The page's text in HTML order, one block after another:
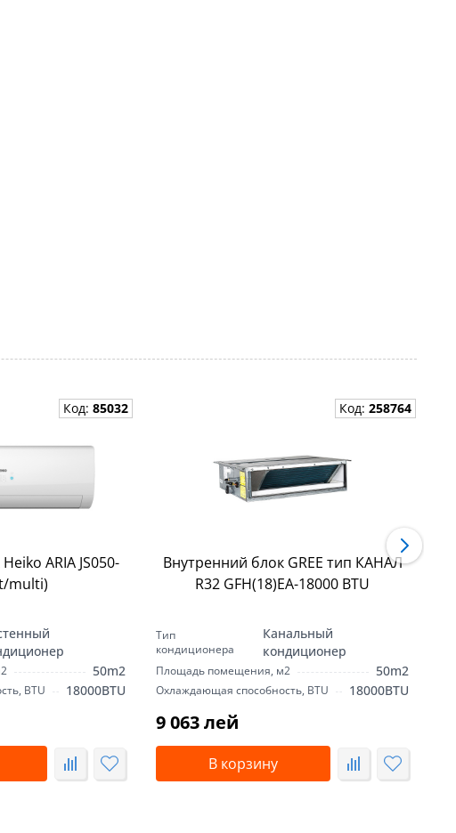
Код: 85032
ARIA JS050-
multi)
50m2
BTU 18000BTU
Код: 258764
Внутренний блок GREE тип КАНАЛ
R32 GFH(18)EA-18000 BTU
Тип
кондиционера
Канальный
кондиционер
Площадь помещения, м2 50m2
Охлаждающая способность, BTU 18000BTU
9 063 лей
В корзину